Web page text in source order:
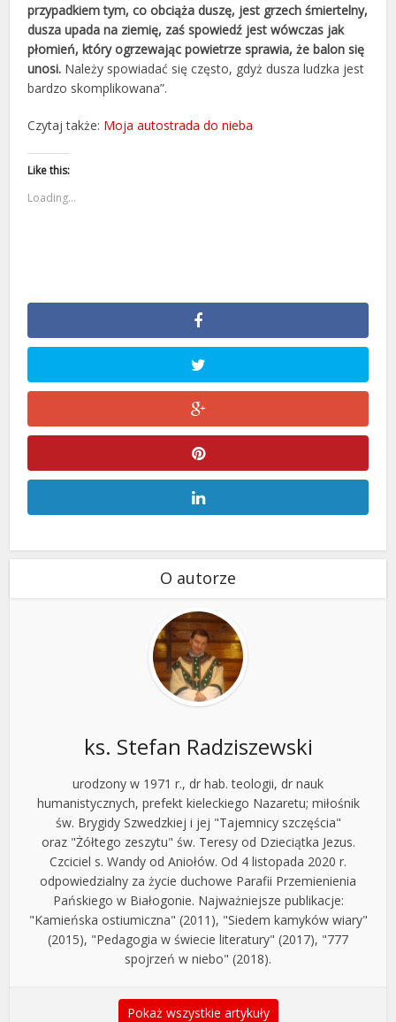
przypadkiem tym, co obciąża duszę, jest grzech śmiertelny,
dusza upada na ziemię, zaś spowiedź jest wówczas jak
płomień, który ogrzewając powietrze sprawia, że balon się
unosi. Należy spowiadać się często, gdyż dusza ludzka jest
bardzo skomplikowana”.
Czytaj także: Moja autostrada do nieba
Like this:
Loading...
O autorze
ks. Stefan Radziszewski
urodzony w 1971 r., dr hab. teologii, dr nauk
humanistycznych, prefekt kieleckiego Nazaretu; miłośnik
św. Brygidy Szwedzkiej i jej "Tajemnicy szczęścia"
oraz "Żółtego zeszytu" św. Teresy od Dzieciątka Jezus.
Czciciel s. Wandy od Aniołów. Od 4 listopada 2020 r.
odpowiedzialny za życie duchowe Parafii Przemienienia
Pańskiego w Białogonie. Najważniejsze publikacje:
"Kamieńska ostiumiczna" (2011), "Siedem kamyków wiary"
(2015), "Pedagogia w świecie literatury" (2017), "777
spojrzeń w niebo" (2018).
Pokaż wszystkie artykuły